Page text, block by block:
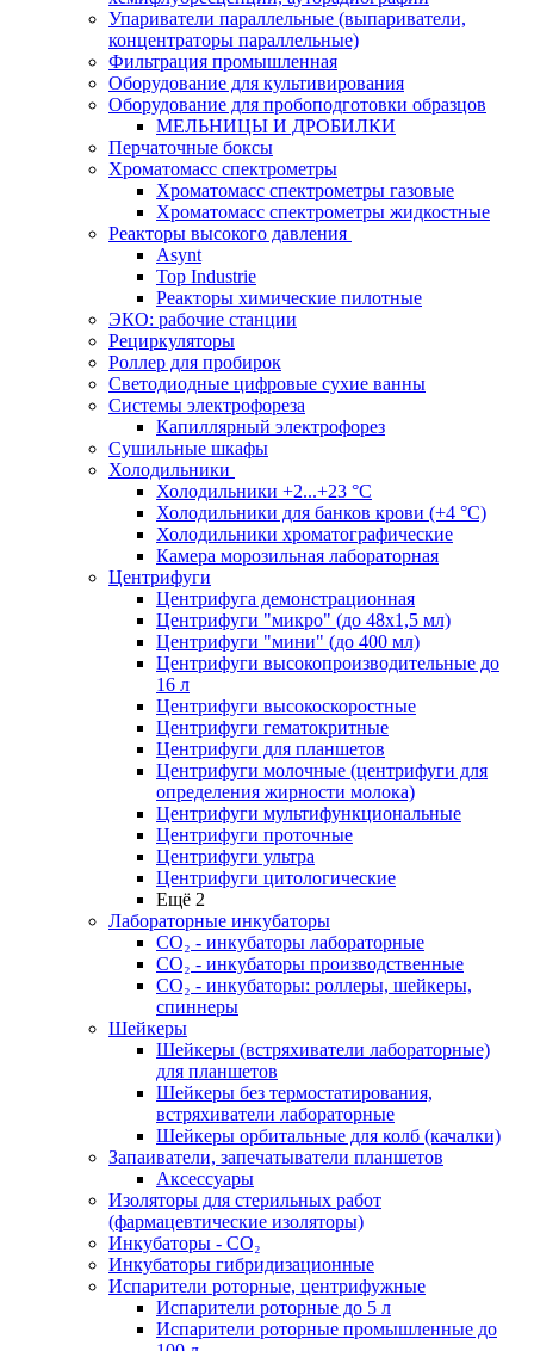
Упариватели параллельные (выпариватели,
концентраторы параллельные)
Фильтрация промышленная
Оборудование для культивирования
Оборудование для пробоподготовки образцов
МЕЛЬНИЦЫ И ДРОБИЛКИ
Перчаточные боксы
Хроматомасс спектрометры
Хроматомасс спектрометры газовые
Хроматомасс спектрометры жидкостные
Реакторы высокого давления
Asynt
Top Industrie
Реакторы химические пилотные
ЭКО: рабочие станции
Рециркуляторы
Роллер для пробирок
Светодиодные цифровые сухие ванны
Системы электрофореза
Капиллярный электрофорез
Сушильные шкафы
Холодильники
Холодильники +2...+23 °С
Холодильники для банков крови (+4 °С)
Холодильники хроматографические
Камера морозильная лабораторная
Центрифуги
Центрифуга демонстрационная
Центрифуги "микро" (до 48x1,5 мл)
Центрифуги "мини" (до 400 мл)
Центрифуги высокопроизводительные до
16 л
Центрифуги высокоскоростные
Центрифуги гематокритные
Центрифуги для планшетов
Центрифуги молочные (центрифуги для
определения жирности молока)
Центрифуги мультифункциональные
Центрифуги проточные
Центрифуги ультра
Центрифуги цитологические
Ещё 2
Лабораторные инкубаторы
СО₂ - инкубаторы лабораторные
СО₂ - инкубаторы производственные
СО₂ - инкубаторы: роллеры, шейкеры,
спиннеры
Шейкеры
Шейкеры (встряхиватели лабораторные)
для планшетов
Шейкеры без термостатирования,
встряхиватели лабораторные
Шейкеры орбитальные для колб (качалки)
Запаиватели, запечатыватели планшетов
Аксессуары
Изоляторы для стерильных работ
(фармацевтические изоляторы)
Инкубаторы - CO₂
Инкубаторы гибридизационные
Испарители роторные, центрифужные
Испарители роторные до 5 л
Испарители роторные промышленные до